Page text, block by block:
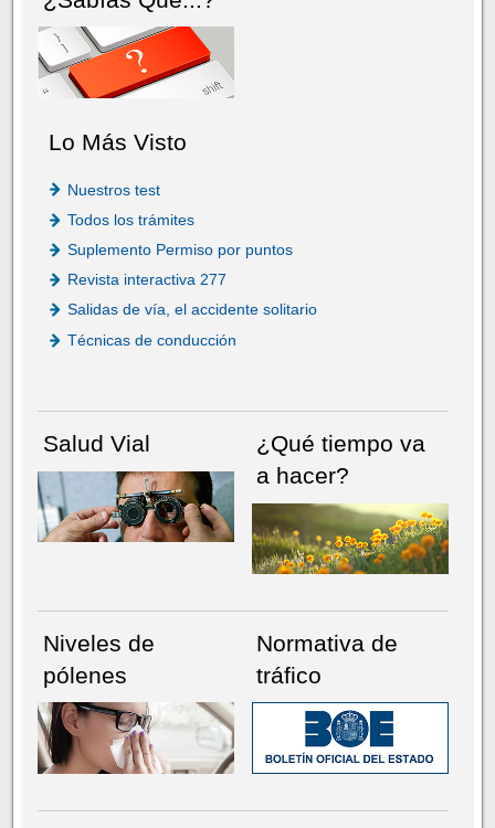
Lo Más Visto
Nuestros test
Todos los trámites
Suplemento Permiso por puntos
Revista interactiva 277
Salidas de vía, el accidente solitario
Técnicas de conducción
Salud Vial
¿Qué tiempo va
a hacer?
Niveles de
pólenes
Normativa de
tráfico